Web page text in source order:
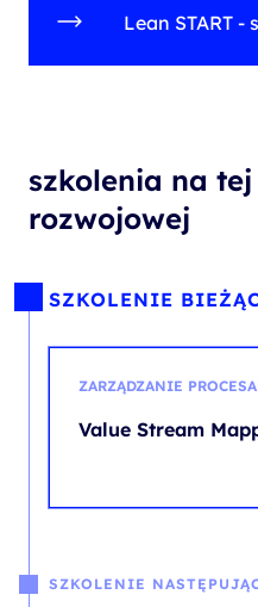
Lean START
szkolenia na tej
rozwojowej
SZKOLENIE
ZARZĄDZANIE
Value Stream
SZKOLENIE